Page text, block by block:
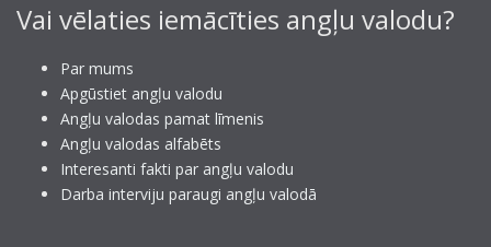
Vai vēlaties iemācīties angļu valodu?
Par mums
Apgūstiet angļu valodu
Angļu valodas pamat līmenis
Angļu valodas alfabēts
Interesanti fakti par angļu valodu
Darba interviju paraugi angļu valodā